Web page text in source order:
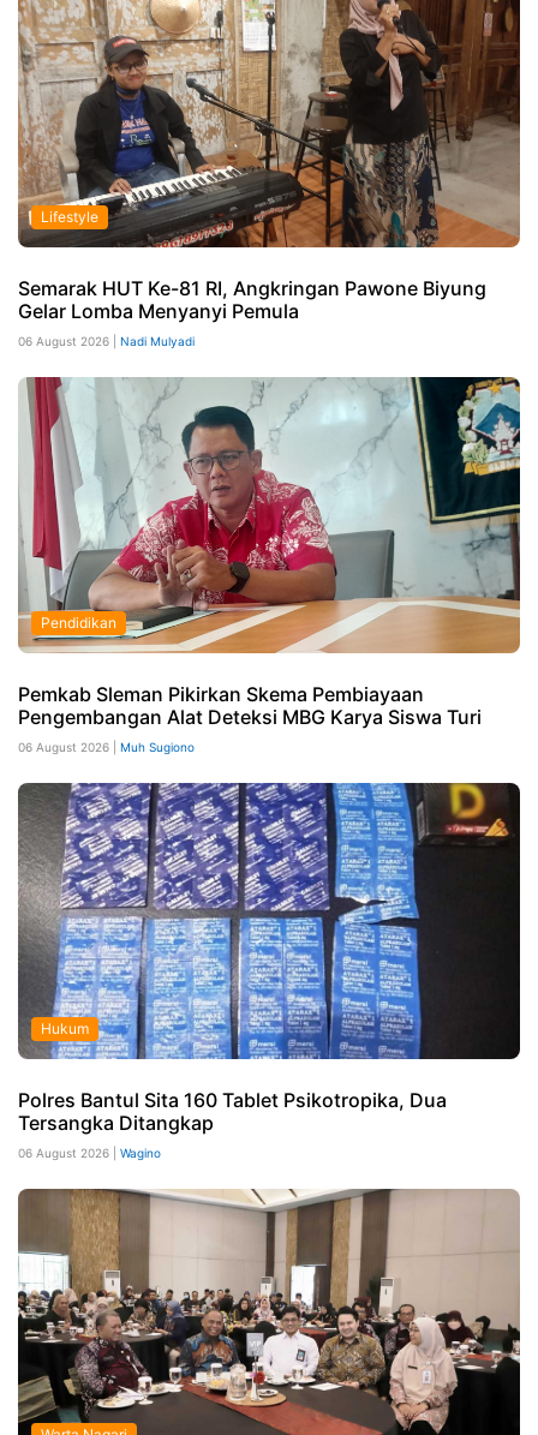
Lifestyle
Semarak HUT Ke-81 RI, Angkringan Pawone Biyung
Gelar Lomba Menyanyi Pemula
06 August 2026 | Nadi Mulyadi
Pendidikan
Pemkab Sleman Pikirkan Skema Pembiayaan
Pengembangan Alat Deteksi MBG Karya Siswa Turi
06 August 2026 | Muh Sugiono
Hukum
Polres Bantul Sita 160 Tablet Psikotropika, Dua
Tersangka Ditangkap
06 August 2026 | Wagino